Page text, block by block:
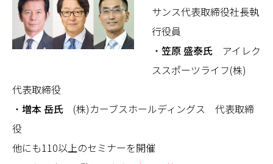
サンス代表取締役社長執
行役員
・ 笠原 盛泰氏 アイレク
ススポーツライフ(株)
代表取締役
・ 増本 岳氏 (株)カーブスホールディングス 代表取締
役
他にも110以上のセミナーを開催